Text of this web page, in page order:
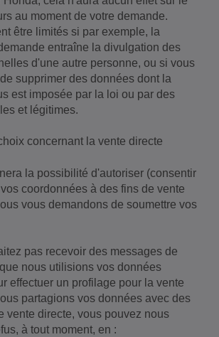
au moment de votre demande.
être limités si par exemple, la
entraîne la divulgation des
d'une autre personne, ou si vous
supprimer des données dont la
est imposée par la loi ou par des
et légitimes.
concernant la vente directe
la possibilité d'autoriser (consentir
coordonnées à des fins de vente
vous demandons de soumettre vos
pas recevoir des messages de
nous utilisions vos données
effectuer un profilage pour la vente
partagions vos données avec des
vente directe, vous pouvez nous
à tout moment, en :